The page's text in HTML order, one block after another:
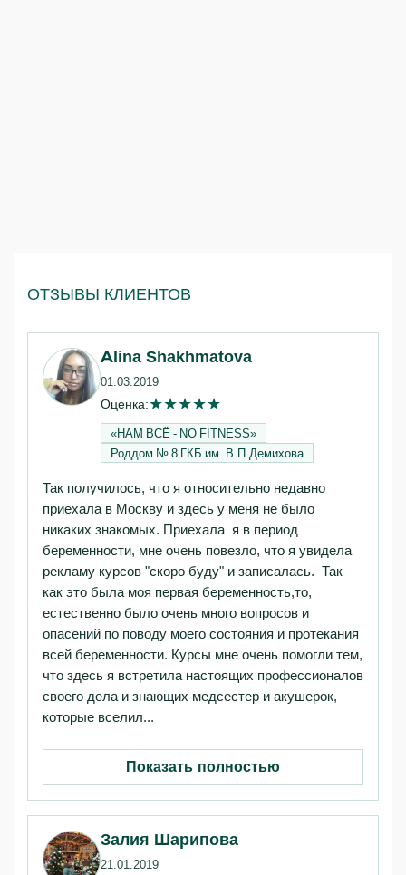
ОТЗЫВЫ КЛИЕНТОВ
Alina Shakhmatova
01.03.2019
Оценка:★★★★★
«НАМ ВСЁ - NO FITNESS»‎
Роддом № 8 ГКБ им. В.П.Демихова
Так получилось, что я относительно недавно
приехала в Москву и здесь у меня не было
никаких знакомых. Приехала я в период
беременности, мне очень повезло, что я увидела
рекламу курсов "скоро буду" и записалась. Так
как это была моя первая беременность,то,
естественно было очень много вопросов и
опасений по поводу моего состояния и протекания
всей беременности. Курсы мне очень помогли тем,
что здесь я встретила настоящих профессионалов
своего дела и знающих медсестер и акушерок,
которые вселил...
Показать полностью
Залия Шарипова
21.01.2019